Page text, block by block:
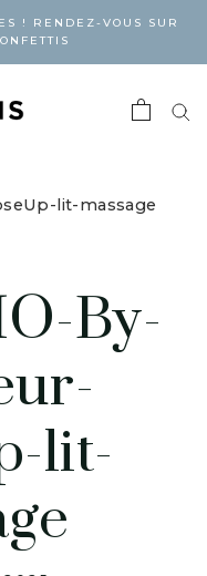
! RENDEZ-VOUS SUR
lit-massage
By-
lit-